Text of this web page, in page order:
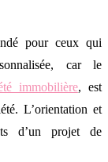
pour ceux qui
car le
immobilière, est
L’orientation et
d’un projet de